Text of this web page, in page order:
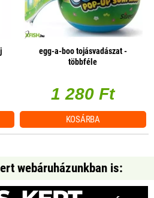
egg-a-boo tojásvadászat -
többféle
1 280 Ft
KOSÁRBA
webáruházunkban is: